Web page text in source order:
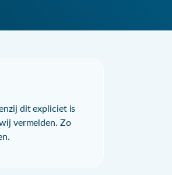
dit expliciet is
vermelden. Zo